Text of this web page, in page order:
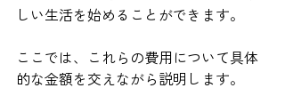
しい生活を始めることができます。
ここでは、これらの費用について具体
的な金額を交えながら説明します。